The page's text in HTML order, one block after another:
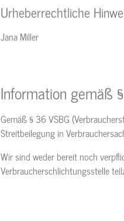
Urheberrechtliche
Jana Miller
Information gemäß
Gemäß § 36 VSBG
Streitbeilegung in
Wir sind weder bereit noch
Verbraucherschlichtungsstelle